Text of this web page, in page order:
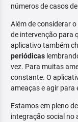
números de casos
Além de considerar
de intervenção para
aplicativo também
periódicas
vez. Para muitas
constante. O
ameaças e agir para
Estamos em pleno
integração social no